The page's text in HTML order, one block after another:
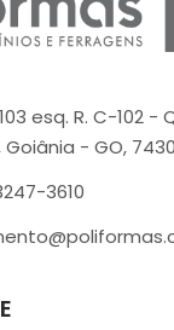
esq. R. C-102 -
- GO,
3610